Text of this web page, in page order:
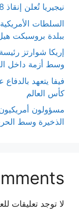
نيجيريا تُعلن إنقاذ 308 مواطنين مختطفين
ببلدة بروسبكت هيل
إريكا شوارتز
وسط أزمة داخل
فيفا يتعهد
كأس العالم
مسؤولون
الذخيرة وسط
لا توجد تعليقات